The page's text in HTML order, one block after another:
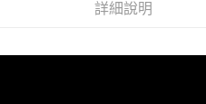
詳細說明